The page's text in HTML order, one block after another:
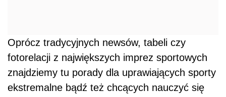
Oprócz tradycyjnych newsów, tabeli czy
fotorelacji z największych imprez sportowych
znajdziemy tu porady dla uprawiających sporty
ekstremalne bądź też chcących nauczyć się